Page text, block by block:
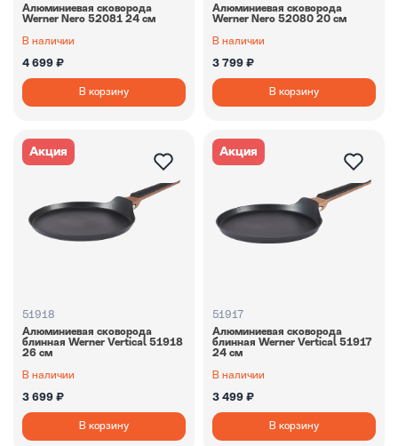
Алюминиевая сковорода
Werner Nero 52081 24 см
В наличии
4 699 ₽
В корзину
Алюминиевая сковорода
Werner Nero 52080 20 см
В наличии
3 799 ₽
В корзину
Акция
51918
Алюминиевая сковорода
блинная Werner Vertiсal 51918
26 см
В наличии
3 699 ₽
В корзину
Акция
51917
Алюминиевая сковорода
блинная Werner Vertiсal 51917
24 см
В наличии
3 499 ₽
В корзину